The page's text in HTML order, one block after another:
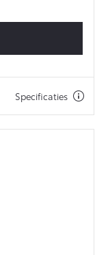
Specificaties